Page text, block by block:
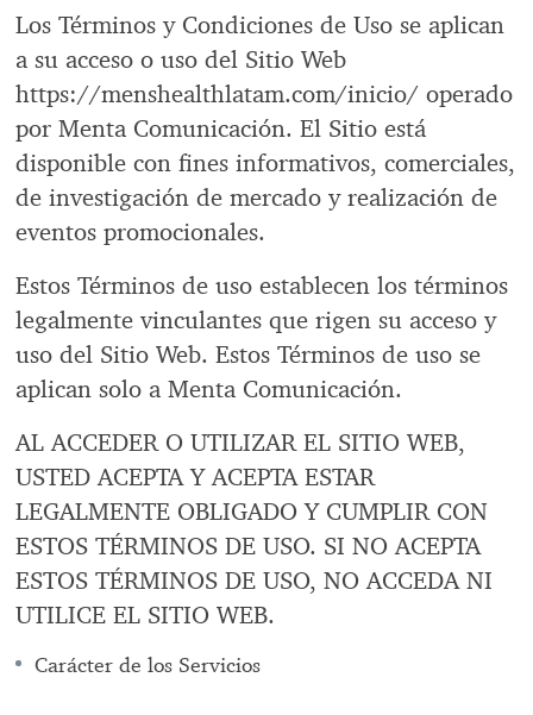
Los Términos y Condiciones de Uso se aplican
a su acceso o uso del Sitio Web
https://menshealthlatam.com/inicio/ operado
por Menta Comunicación. El Sitio está
disponible con fines informativos, comerciales,
de investigación de mercado y realización de
eventos promocionales.
Estos Términos de uso establecen los términos
legalmente vinculantes que rigen su acceso y
uso del Sitio Web. Estos Términos de uso se
aplican solo a Menta Comunicación.
AL ACCEDER O UTILIZAR EL SITIO WEB,
USTED ACEPTA Y ACEPTA ESTAR
LEGALMENTE OBLIGADO Y CUMPLIR CON
ESTOS TÉRMINOS DE USO. SI NO ACEPTA
ESTOS TÉRMINOS DE USO, NO ACCEDA NI
UTILICE EL SITIO WEB.
Carácter de los Servicios